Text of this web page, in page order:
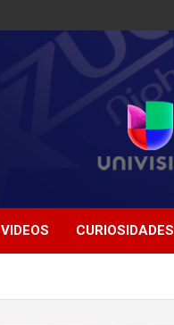
VIDEOS CURIOSIDADES